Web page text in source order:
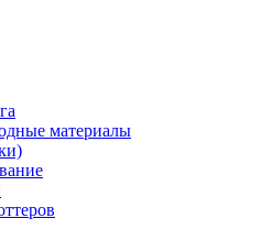
материалы